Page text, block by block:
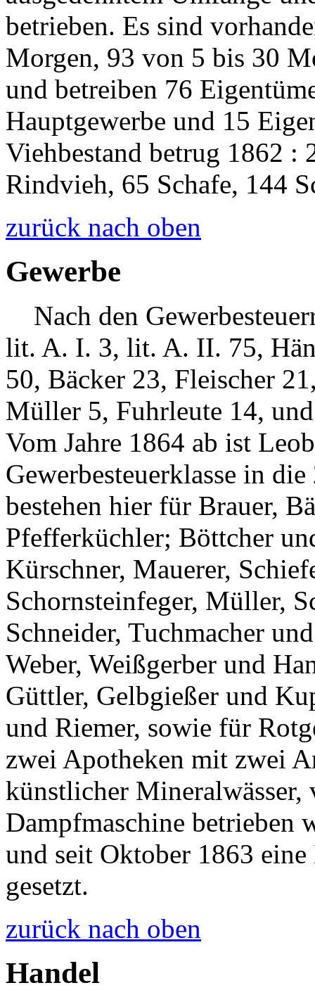
betrieben. Es sind
Morgen, 93 von 5 bis 30
und betreiben 76
Hauptgewerbe und 15
Viehbestand betrug 1862 :
Rindvieh, 65 Schafe, 144
zurück nach oben
Gewerbe
Nach den
lit. A. I. 3, lit. A. II. 75,
50, Bäcker 23, Fleischer
Müller 5, Fuhrleute 14,
Vom Jahre 1864 ab ist
Gewerbesteuerklasse in
bestehen hier für Brauer,
Pfefferküchler; Böttcher
Kürschner, Mauerer,
Schornsteinfeger, Müller,
Schneider, Tuchmacher
Weber, Weißgerber und
Güttler, Gelbgießer und
und Riemer, sowie für
zwei Apotheken mit zwei
künstlicher Mineralwässer,
Dampfmaschine betrieben
und seit Oktober 1863
gesetzt.
zurück nach oben
Handel